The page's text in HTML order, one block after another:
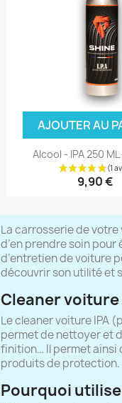
AJOUTER AU
Alcool - IPA 250 ML
9,90 €
La carrosserie de
d’en prendre soin
d’entretien de voiture
découvrir son utilité et
Cleaner voiture
Le cleaner voiture IPA
permet de nettoyer et
finition… Il permet ainsi
produits de protection.
Pourquoi